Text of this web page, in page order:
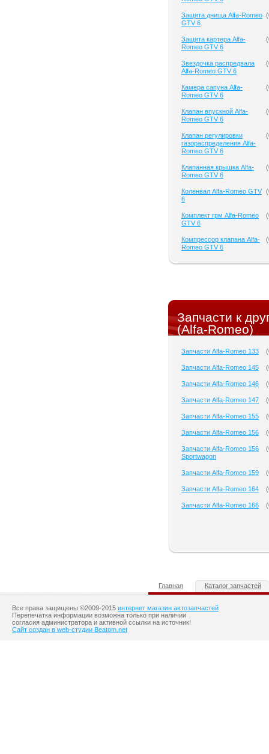
Защита днища Alfa-Romeo
GTV 6
(
Защита картера Alfa-
Romeo GTV 6
(
Звездочка распредвала
Alfa-Romeo GTV 6
(
Камера сапуна Alfa-
Romeo GTV 6
(
Клапан впускной Alfa-
Romeo GTV 6
(
Клапан регулировки
газораспределения Alfa-
Romeo GTV 6
(
Клапанная крышка Alfa-
Romeo GTV 6
(
Коленвал Alfa-Romeo GTV
6
(
Комплект грм Alfa-Romeo
GTV 6
(
Компрессор клапана Alfa-
Romeo GTV 6
(
Запчасти к
(Alfa-Romeo)
Запчасти Alfa-Romeo 133 (
Запчасти Alfa-Romeo 145 (
Запчасти Alfa-Romeo 146 (
Запчасти Alfa-Romeo 147 (
Запчасти Alfa-Romeo 155 (
Запчасти Alfa-Romeo 156 (
Запчасти Alfa-Romeo 156
Sportwagon
(
Запчасти Alfa-Romeo 159 (
Запчасти Alfa-Romeo 164 (
Запчасти Alfa-Romeo 166 (
Главная Каталог запчастей
Все права защищены ©2009-2015 интернет магазин автозапчастей
Перепечатка информации возможна только при наличии
согласия администратора и активной ссылки на источник!
Сайт создан в web-студии Beatom.net